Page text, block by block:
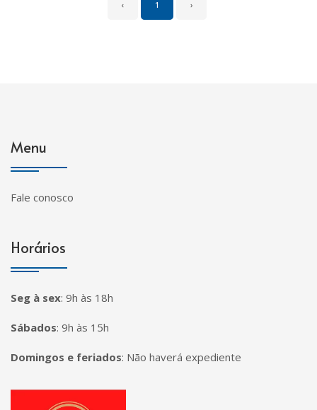
‹ 1 ›
Menu
Fale conosco
Horários
Seg à sex: 9h às 18h
Sábados: 9h às 15h
Domingos e feriados: Não haverá expediente
Página inicial